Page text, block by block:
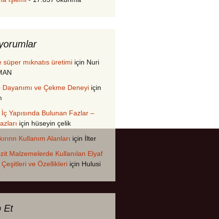
süper mıknatıs üretimi için Nuri
ve Çekme Deneyi için
Yapısında Bulunan Fazlar –
için hüseyin çelik
Kullanım Alanları için İlter
Malzemelerde Kullanılan Elyaf
ve Özellikleri için Hulusi
Et